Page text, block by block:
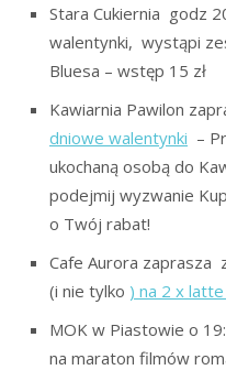
Stara Cukiernia godz
walentynki, wystąpi
Bluesa – wstęp 15 zł
Kawiarnia Pawilon
dniowe walentynki –
ukochaną osobą do
podejmij wyzwanie
o Twój rabat!
Cafe Aurora zaprasza
(i nie tylko ) na 2 x latte
MOK w Piastowie o
na maraton filmów